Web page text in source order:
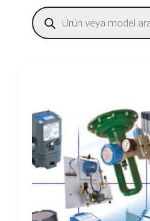
Products
search